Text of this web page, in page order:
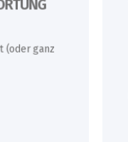
(oder ganz